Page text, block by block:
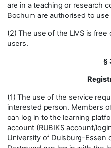
are in a teaching or research
Bochum are authorised to use
(2) The use of the LMS is free
users.
§
(1) The use of the service
interested person. Members
can log in to the learning
account (RUBIKS account/
University of Duisburg-Essen